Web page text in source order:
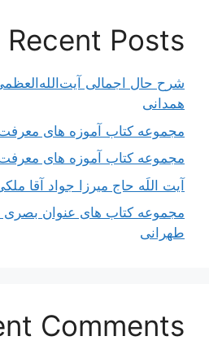
Recent Posts
شرح حال اجمالی
همدانی
مجموعه کتاب آموزه های
مجموعه کتاب آموزه های
آیت اللَه حاج میرزا جواد آقا
مجموعه کتاب های عنوان
طهرانی
Comments